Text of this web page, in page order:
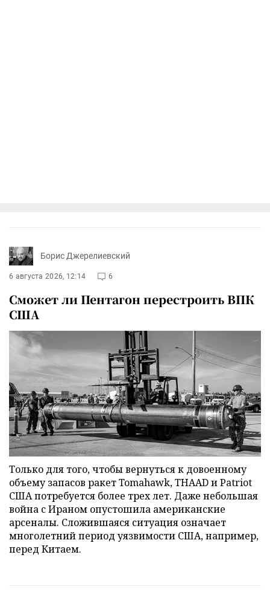
Борис Джерелиевский
6 августа 2026, 12:14 6
Сможет ли Пентагон перестроить ВПК
США
Только для того, чтобы вернуться к довоенному
объему запасов ракет Tomahawk, THAAD и Patriot
США потребуется более трех лет. Даже небольшая
война с Ираном опустошила американские
арсеналы. Сложившаяся ситуация означает
многолетний период уязвимости США, например,
перед Китаем.